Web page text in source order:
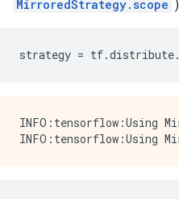
MirroredStrategy.scope
strategy = tf.distribute.
INFO:tensorflow:Using